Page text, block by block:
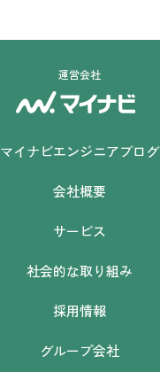
運営会社
マイナビエンジニアブログ
会社概要
サービス
社会的な取り組み
採用情報
グループ会社